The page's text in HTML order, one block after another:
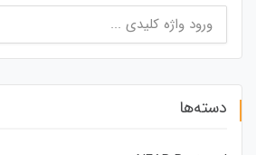
برای:
دسته‌ها